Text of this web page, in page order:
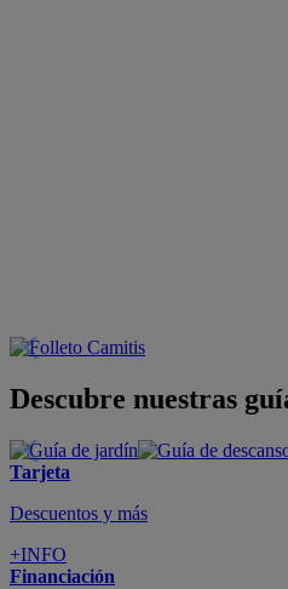
Descubre nuestras
Tarjeta
Descuentos y más
+INFO
Financiación